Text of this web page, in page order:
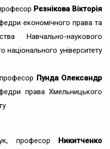
Рєзнікова Вікторія
економічного права та
Навчально-наукового
національного університету
Пунда Олександр
права Хмельницького
професор
Никитченко